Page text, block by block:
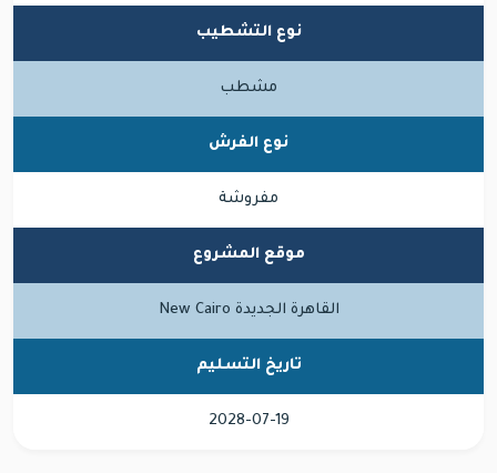
نوع التشطيب
مشطب
نوع الفرش
مفروشة
موقع المشروع
القاهرة الجديدة New Cairo
تاريخ التسليم
2028-07-19